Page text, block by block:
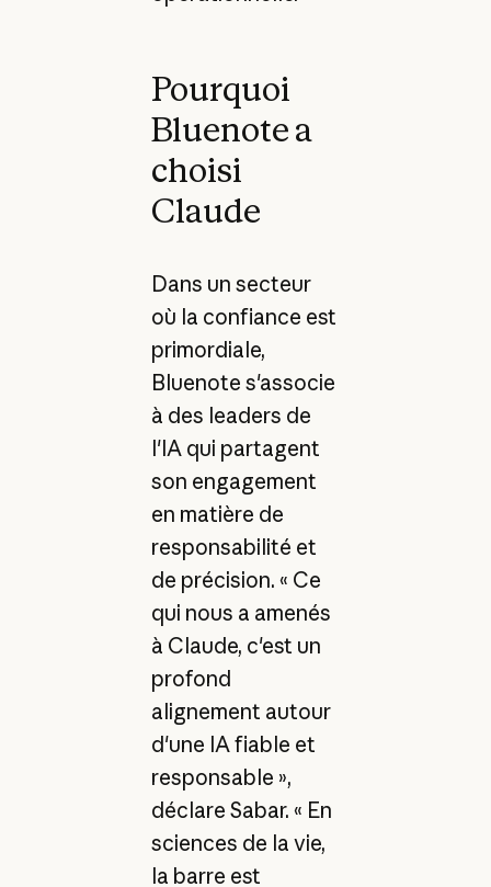
Pourquoi
Bluenote a
choisi
Claude
Dans un secteur
où la confiance est
primordiale,
Bluenote s'associe
à des leaders de
l'IA qui partagent
son engagement
en matière de
responsabilité et
de précision. « Ce
qui nous a amenés
à Claude, c'est un
profond
alignement autour
d'une IA fiable et
responsable »,
déclare Sabar. « En
sciences de la vie,
la barre est